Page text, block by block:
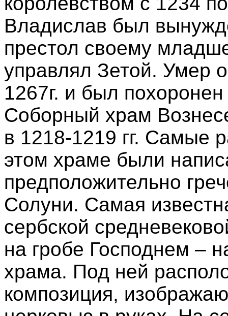
Владислав был
престол своему
управлял Зетой. Умер
1267г. и был
Соборный храм
в 1218-1219 гг. Самые
этом храме были
предположительно
Солуни. Самая
сербской
на гробе Господнем –
храма. Под ней
композиция,